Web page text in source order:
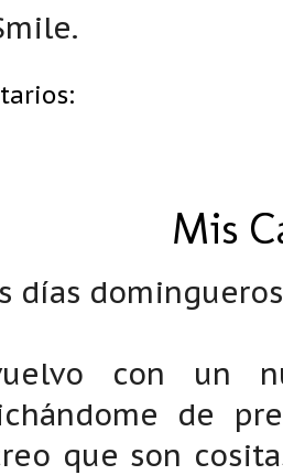
Mis
días
con un
de
que son